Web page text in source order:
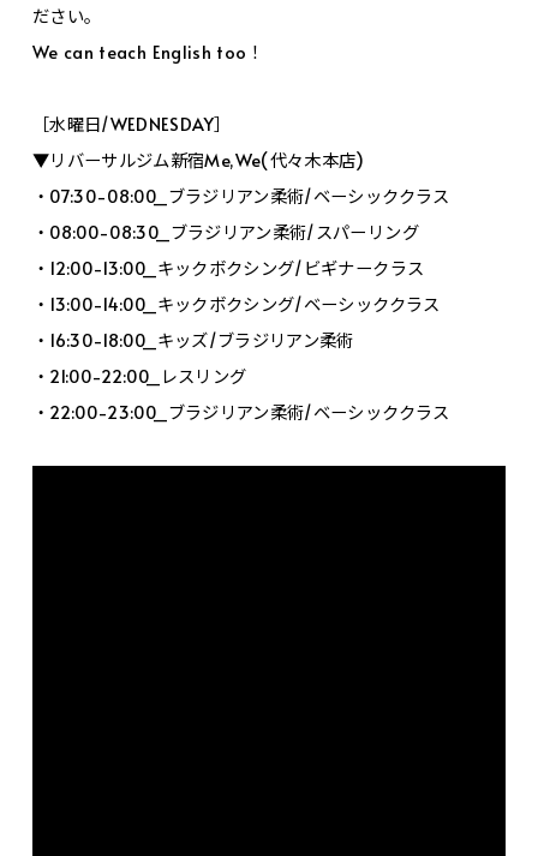
ださい。
We can teach English too！
［水曜日/WEDNESDAY］
▼リバーサルジム新宿Me,We(代々木本店)
・07:30-08:00_ブラジリアン柔術/ベーシッククラス
・08:00-08:30_ブラジリアン柔術/スパーリング
・12:00-13:00_キックボクシング/ビギナークラス
・13:00-14:00_キックボクシング/ベーシッククラス
・16:30-18:00_キッズ/ブラジリアン柔術
・21:00-22:00_レスリング
・22:00-23:00_ブラジリアン柔術/ベーシッククラス